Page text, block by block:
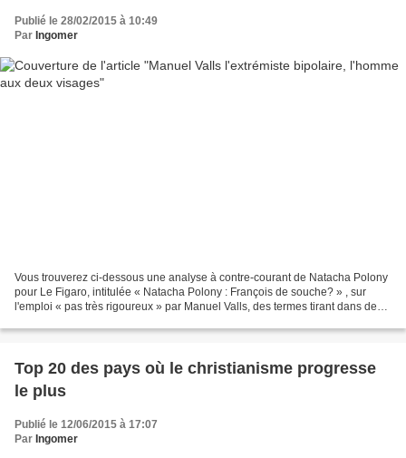
Publié le 28/02/2015 à 10:49
Par Ingomer
Vous trouverez ci-dessous une analyse à contre-courant de Natacha Polony
pour Le Figaro, intitulée « Natacha Polony : François de souche? » , sur
l'emploi « pas très rigoureux » par Manuel Valls, des termes tirant dans deux
Top 20 des pays où le christianisme progresse
le plus
Publié le 12/06/2015 à 17:07
Par Ingomer